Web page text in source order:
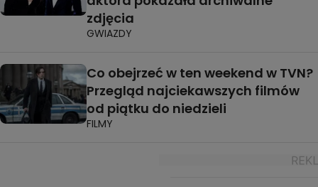
zdjęcia
GWIAZDY
Co obejrzeć w ten weekend w TVN?
Przegląd najciekawszych filmów
od piątku do niedzieli
FILMY